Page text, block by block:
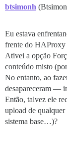
btsimonh
Eu estava
frente do HAProxy
Ativei a opção
conteúdo misto
No entanto, ao
desapareceram —
Então, talvez ele
upload de qualquer
sistema base…)?